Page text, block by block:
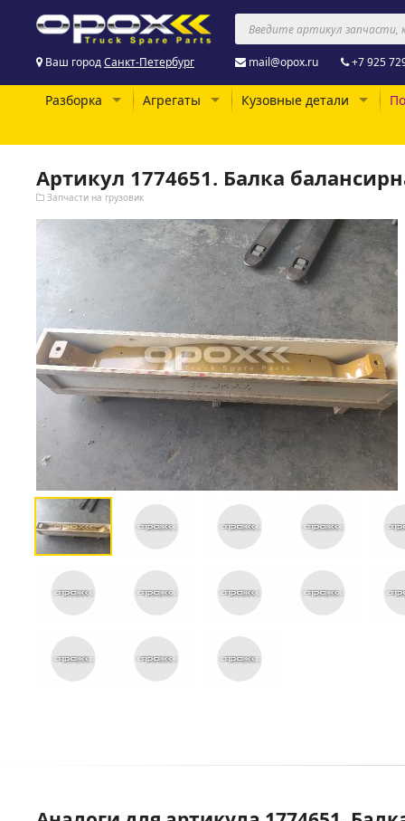
Ваш городСанкт-Петербург mail@opox.ru +7 925
Разборка Агрегаты Кузовные детали
Артикул 1774651. Балка
Запчасти на грузовик